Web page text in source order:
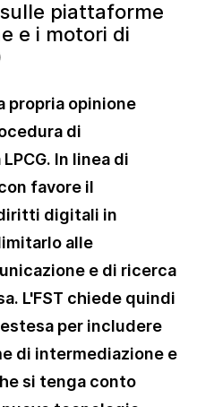
piattaforme
e i motori di
propria opinione
di
In linea di
favore il
digitali in
alle
e di ricerca
L'FST chiede quindi
per includere
di intermediazione e
si tenga conto